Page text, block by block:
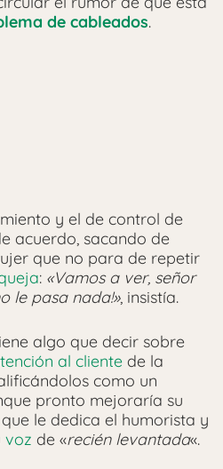
de cableados.
y el de control de
acuerdo, sacando de
que no para de repetir
: «Vamos a ver, señor
le pasa nada!», insistía.
algo que decir sobre
al cliente de la
como un
pronto mejoraría su
le dedica el humorista y
voz de «recién levantada«.